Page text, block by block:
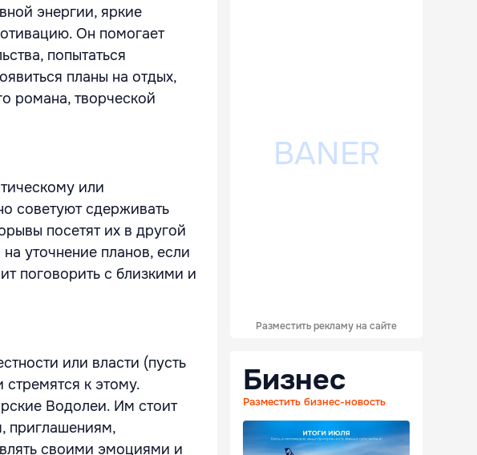
энергии, яркие
Он помогает
попытаться
планы на отдых,
романа, творческой
или
советуют сдерживать
посетят их в другой
уточнение планов, если
поговорить с близкими и
или власти (пусть
к этому.
Водолеи. Им стоит
приглашениям,
своими эмоциями и
Разместить рекламу на сайте
Бизнес
Разместить бизнес-новость